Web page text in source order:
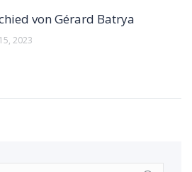
von Gérard Batrya
2023